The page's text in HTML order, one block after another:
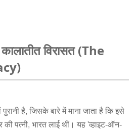
विरासत (The
पुरानी है, जिसके बारे में माना जाता है कि इसे
की पत्नी, भारत लाई थीं। यह 'व्हाइट-ऑन-